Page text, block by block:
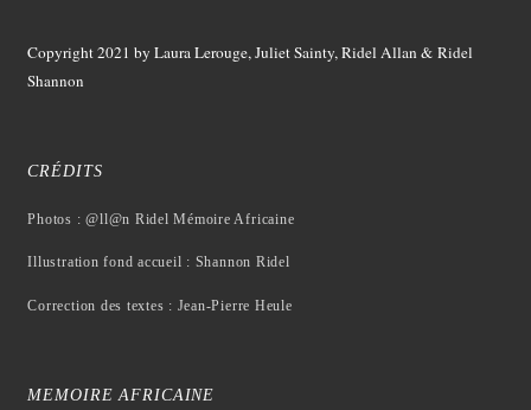
Copyright 2021 by Laura Lerouge, Juliet Sainty, Ridel Allan &Ridel
Shannon
CRÉDITS
Photos : @ll@n Ridel Mémoire Africaine
Illustration fond accueil : Shannon Ridel
Correction des textes : Jean-Pierre Heule
MEMOIRE AFRICAINE